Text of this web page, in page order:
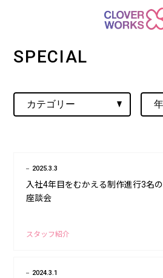
SPECIAL
2025.3.3
入社4年目をむかえる制作進行3名の
座談会
スタッフ紹介
2024.3.1